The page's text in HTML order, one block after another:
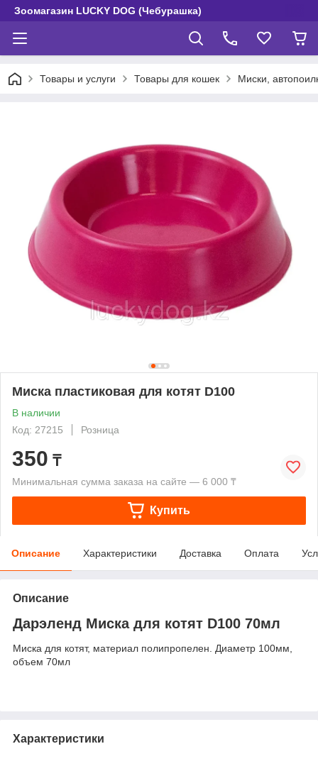
Зоомагазин LUCKY DOG (Чебурашка)
Товары и услуги Товары для кошек Миски,
Миска пластиковая для котят D100
В наличии
Код: 27215
Розница
350 ₸
Минимальная сумма заказа на сайте — 6 000 ₸
Купить
Описание Характеристики Доставка Оплата
Описание
Дарэленд Миска для котят D100 70мл
Миска для котят, материал полипропелен. Диаметр 100мм,
объем 70мл
Характеристики